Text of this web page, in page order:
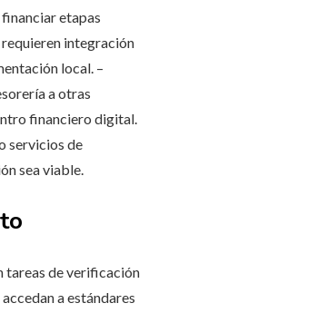
etapas
integración
local. –
a otras
financiero digital.
servicios de
sea viable.
tareas de verificación
a estándares